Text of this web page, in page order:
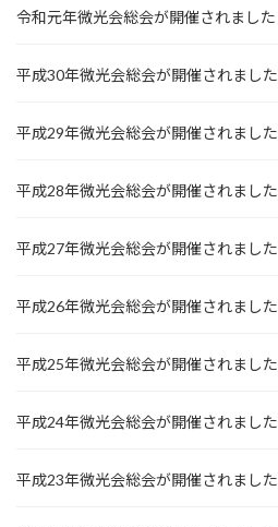
令和元年微光会総会が開催されました
平成30年微光会総会が開催されました
平成29年微光会総会が開催されました
平成28年微光会総会が開催されました
平成27年微光会総会が開催されました
平成26年微光会総会が開催されました
平成25年微光会総会が開催されました
平成24年微光会総会が開催されました
平成23年微光会総会が開催されました